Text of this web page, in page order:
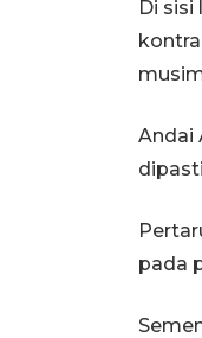
Di sisi
Andai
pada